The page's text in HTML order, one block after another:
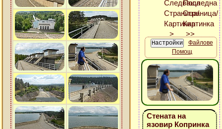
Файлове
Помощ
Стената на
язовир Копринка